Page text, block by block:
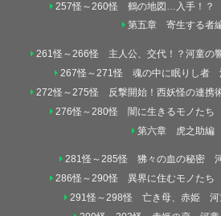
257怪～260怪 鶴の地図…入手！？
第五章 寄生する者
261怪～266怪 主人公、交代！？河童の
267怪～271怪 魂の中に眠りし者
272怪～275怪 反撃開始！西妖怪の連携
276怪～280怪 闇に生きるモノたち
第六章 虎之助編
281怪～285怪 狒々の血の秘密 河
286怪～290怪 異界に住むモノたち
291怪～298怪 亡き母、赤姫 河